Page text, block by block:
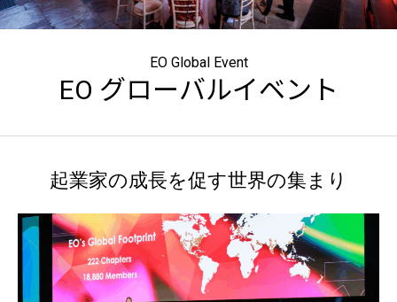
EO Global Event
EO グローバルイベント
起業家の成長を促す世界の集まり